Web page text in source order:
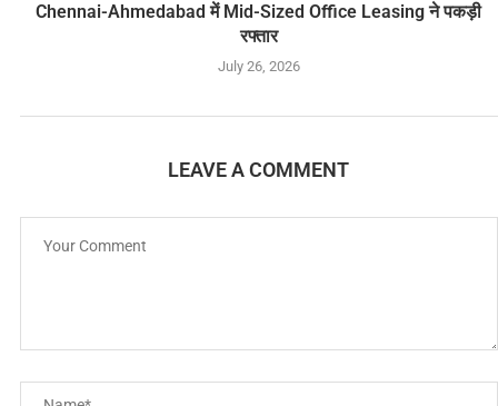
Chennai-Ahmedabad में Mid-Sized Office Leasing ने पकड़ी
रफ्तार
July 26, 2026
LEAVE A COMMENT